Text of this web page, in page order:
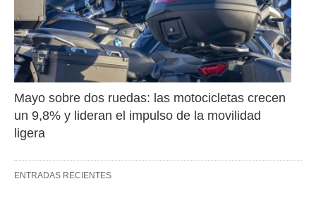
Mayo sobre dos ruedas: las motocicletas crecen
un 9,8% y lideran el impulso de la movilidad
ligera
ENTRADAS RECIENTES